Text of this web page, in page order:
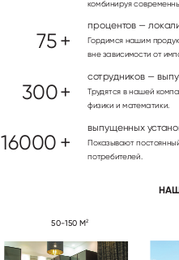
комбинируя
процентов — лок
Гордимся нашим прод
вне зависимости от
сотрудников —
Трудятся в нашей к
физики и математики.
выпущенных уст
Показывают посто
потребителей.

+
+
+
75
300
16000